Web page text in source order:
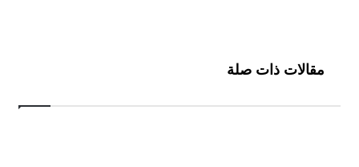
مقالات ذات صلة